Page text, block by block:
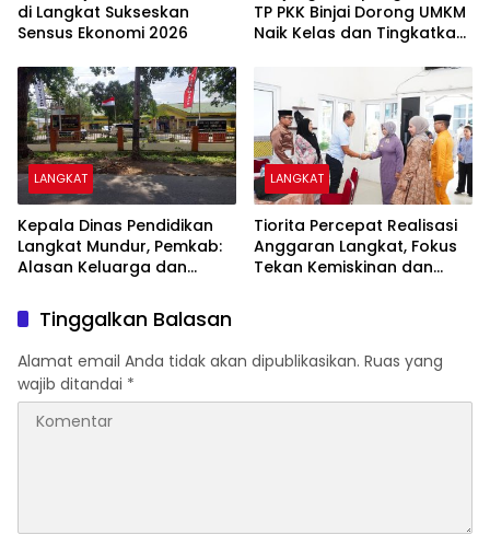
di Langkat Sukseskan
Sensus Ekonomi 2026
TP PKK Binjai Dorong UMKM
Naik Kelas dan Tingkatkan
LANGKAT
Kepala Dinas Pendidikan
Langkat Mundur, Pemkab:
Alasan Keluarga dan
LANGKAT
Tiorita Percepat Realisasi
Anggaran Langkat, Fokus
Tekan Kemiskinan dan
Tinggalkan Balasan
Alamat email Anda tidak akan dipublikasikan. Ruas yang
wajib ditandai *